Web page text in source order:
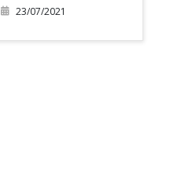
Nghĩa Nhất Tại Đồ Đồng
23/07/2021